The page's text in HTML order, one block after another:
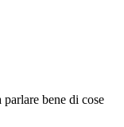
bene di cose